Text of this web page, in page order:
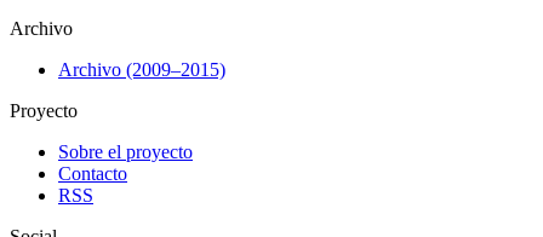
Archivo
Archivo (2009–2015)
Proyecto
Sobre el proyecto
Contacto
RSS